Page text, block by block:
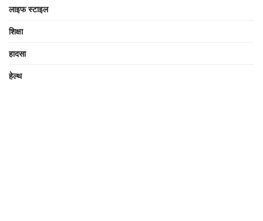
लाइफ स्टाइल
शिक्षा
हादसा
हेल्थ